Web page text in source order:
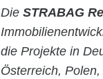
Die STRABAG
die Projekte in
Österreich,